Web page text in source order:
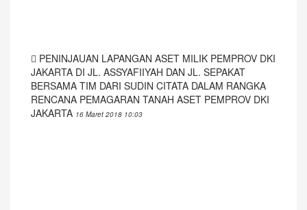
PENINJAUAN LAPANGAN ASET MILIK PEMPROV DKI
JAKARTA DI JL. ASSYAFIIYAH DAN JL. SEPAKAT
BERSAMA TIM DARI SUDIN CITATA DALAM RANGKA
RENCANA PEMAGARAN TANAH ASET PEMPROV DKI
JAKARTA 16 Maret 2018 10:03